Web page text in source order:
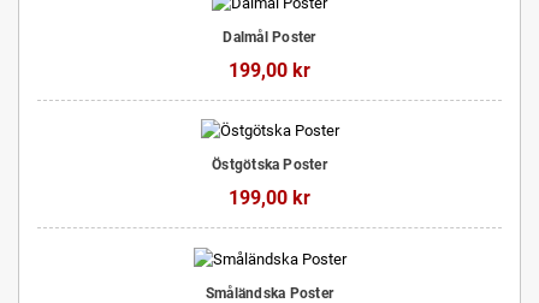
Dalmål Poster
199,00 kr
Östgötska Poster
199,00 kr
Småländska Poster